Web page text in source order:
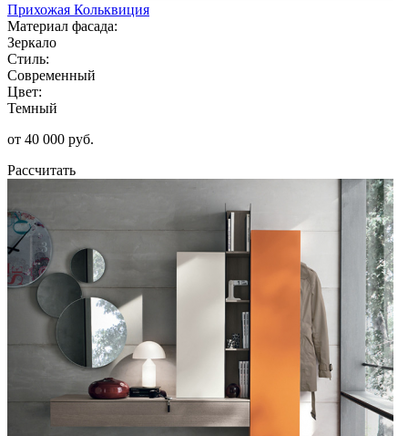
Прихожая Кольквиция
Материал фасада:
Зеркало
Стиль:
Современный
Цвет:
Темный
от 40 000 руб.
Рассчитать